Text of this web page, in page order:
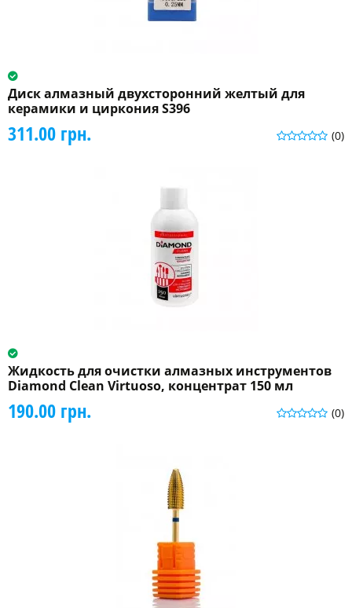
Диск алмазный двухсторонний желтый для
керамики и циркония S396
(0)
311.00 грн.
Жидкость для очистки алмазных инструментов
Diamond Clean Virtuoso, концентрат 150 мл
(0)
190.00 грн.